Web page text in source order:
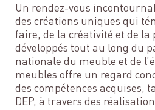
Un rendez-vous
des créations uniques qui
faire, de la créativité et de la
développés tout au long du
nationale du meuble et de
meubles offre un regard
des compétences acquises,
DEP, à travers des